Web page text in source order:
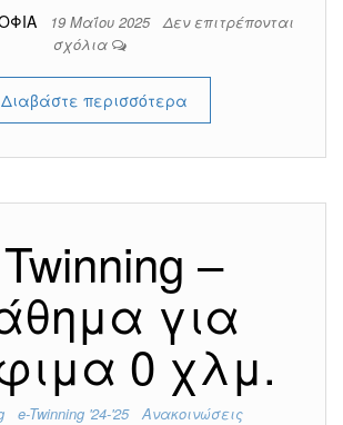
19 Μαΐου 2025 Δεν επιτρέπονται
σχόλια
Διαβάστε περισσότερα
–
για
0 χλμ.
e-Twinning '24-'25 Ανακοινώσεις